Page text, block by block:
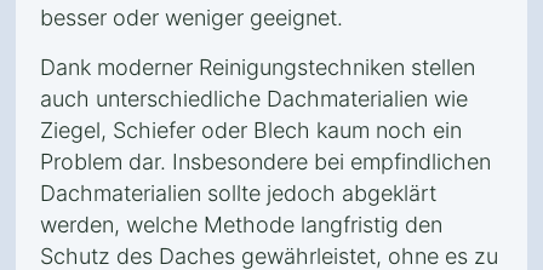
besser oder weniger geeignet.
Dank moderner Reinigungstechniken stellen
auch unterschiedliche Dachmaterialien wie
Ziegel, Schiefer oder Blech kaum noch ein
Problem dar. Insbesondere bei empfindlichen
Dachmaterialien sollte jedoch abgeklärt
werden, welche Methode langfristig den
Schutz des Daches gewährleistet, ohne es zu